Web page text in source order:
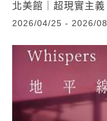
北美館｜超現實主
2026/04/25 - 2026/